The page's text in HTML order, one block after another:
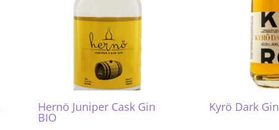
Hernö Juniper Cask Gin
BIO
Kyrö Dark Gin